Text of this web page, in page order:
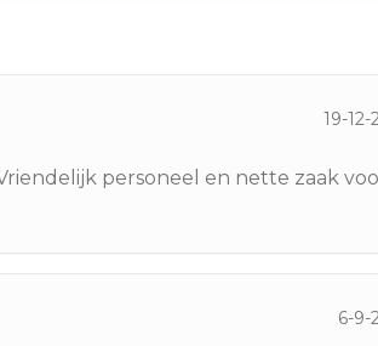
19-12-
personeel en nette zaak
6-9-